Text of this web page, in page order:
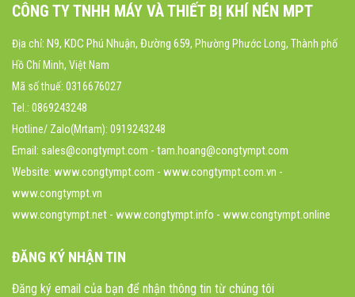
CÔNG TY TNHH MÁY VÀ THIẾT BỊ KHÍ NÉN MPT
Địa chỉ: N9, KDC Phú Nhuận, Đường 659, Phường Phước Long, Thành phố
Hồ Chí Minh, Việt Nam
Mã số thuế: 0316676027
Tel.: 0869243248
Hotline/ Zalo(Mrtam): 0919243248
Email: sales@congtympt.com - tam.hoang@congtympt.com
Website: www.congtympt.com - www.congtympt.com.vn -
www.congtympt.vn
www.congtympt.net - www.congtympt.info - www.congtympt.online
ĐĂNG KÝ NHẬN TIN
Đăng ký email của bạn để nhận thông tin từ chúng tôi